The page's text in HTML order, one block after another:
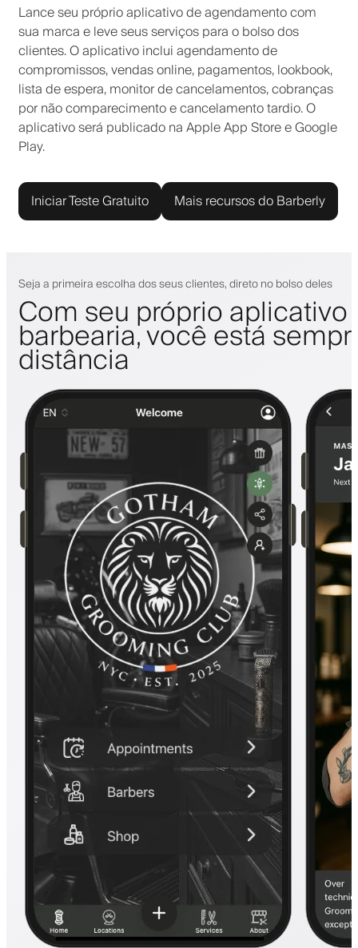
Lance seu próprio aplicativo de agendamento com
sua marca e leve seus serviços para o bolso dos
clientes. O aplicativo inclui agendamento de
compromissos, vendas online, pagamentos, lookbook,
lista de espera, monitor de cancelamentos, cobranças
por não comparecimento e cancelamento tardio. O
aplicativo será publicado na Apple App Store e Google
Play.
Iniciar Teste Gratuito Mais recursos do Barberly
Seja a primeira escolha dos seus clientes, direto no bolso deles
Com seu próprio
barbearia, você está
distância